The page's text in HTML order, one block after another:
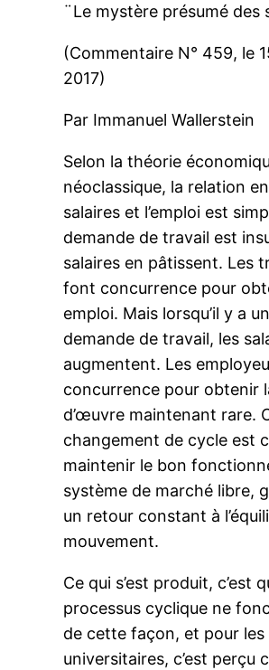
¨Le mystère présumé des
(Commentaire N° 459, le
2017)
Par Immanuel Wallerstein
Selon la théorie
néoclassique, la relation
salaires et l’emploi est
demande de travail est
salaires en pâtissent. Les
font concurrence pour
emploi. Mais lorsqu’il y a
demande de travail, les
augmentent. Les
concurrence pour obtenir
d’œuvre maintenant rare.
changement de cycle est
maintenir le bon
système de marché libre,
un retour constant à
mouvement.
Ce qui s’est produit, c’est
processus cyclique ne
de cette façon, et pour
universitaires, c’est perçu